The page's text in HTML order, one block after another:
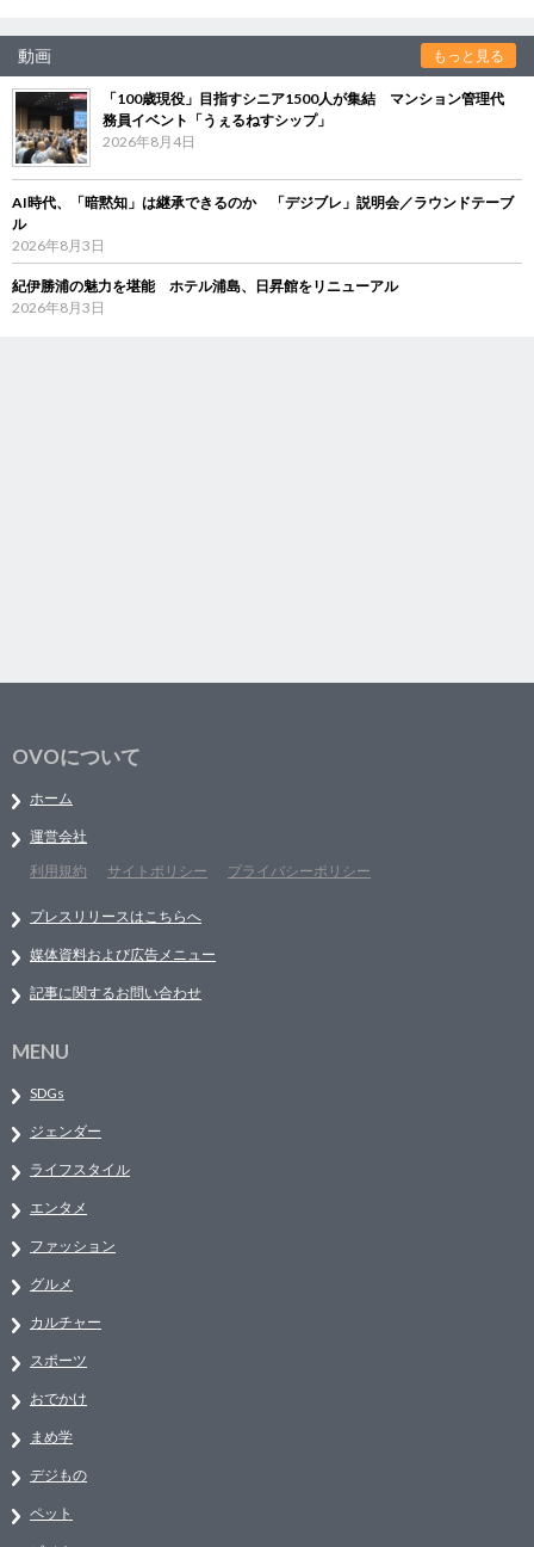
動画 もっと見る
「100歳現役」目指すシニア1500人が集結 マンション管理代
務員イベント「うぇるねすシップ」
2026年8月4日
AI時代、「暗黙知」は継承できるのか 「デジブレ」説明会／ラウンドテーブ
ル
2026年8月3日
紀伊勝浦の魅力を堪能 ホテル浦島、日昇館をリニューアル
2026年8月3日
OVOについて
ホーム
運営会社
利用規約
サイトポリシー プライバシーポリシー
プレスリリースはこちらへ
媒体資料および広告メニュー
記事に関するお問い合わせ
MENU
SDGs
ジェンダー
ライフスタイル
エンタメ
ファッション
グルメ
カルチャー
スポーツ
おでかけ
まめ学
デジもの
ペット